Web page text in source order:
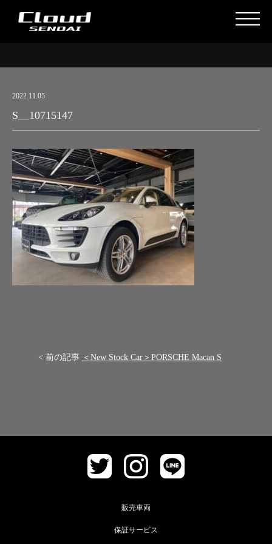
2022.11.05
S__10715147
< 前の記事 ＜New Stock Car＞PORSCHE Macan S
販売車両
保証サービス